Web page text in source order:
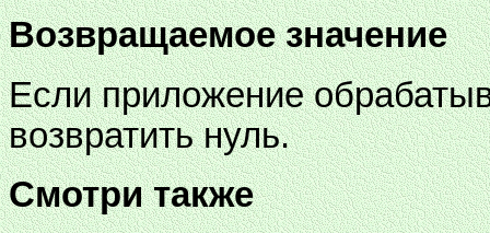
Возвращаемое значение
Если приложение
возвратить нуль.
Смотри также